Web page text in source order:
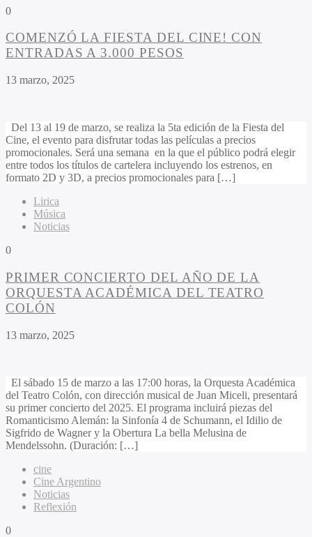
0
COMENZÓ LA FIESTA DEL CINE! CON
ENTRADAS A 3.000 PESOS
13 marzo, 2025
Del 13 al 19 de marzo, se realiza la 5ta edición de la Fiesta del
Cine, el evento para disfrutar todas las películas a precios
promocionales. Será una semana en la que el público podrá elegir
entre todos los títulos de cartelera incluyendo los estrenos, en
formato 2D y 3D, a precios promocionales para […]
Lirica
Música
Noticias
0
PRIMER CONCIERTO DEL AÑO DE LA
ORQUESTA ACADÉMICA DEL TEATRO
COLÓN
13 marzo, 2025
El sábado 15 de marzo a las 17:00 horas, la Orquesta Académica
del Teatro Colón, con dirección musical de Juan Miceli, presentará
su primer concierto del 2025. El programa incluirá piezas del
Romanticismo Alemán: la Sinfonía 4 de Schumann, el Idilio de
Sigfrido de Wagner y la Obertura La bella Melusina de
Mendelssohn. (Duración: […]
cine
Cine Argentino
Noticias
Reflexión
0